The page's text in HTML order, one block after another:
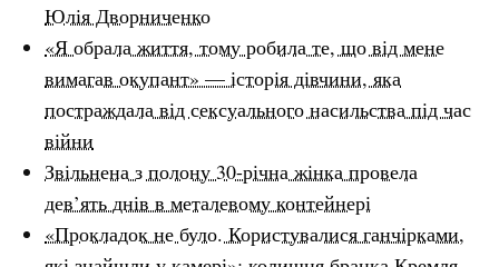
Юлія Дворниченко
«Я обрала життя, тому робила те, що від мене
вимагав окупант» — історія дівчини, яка
постраждала від сексуального насильства під час
війни
Звільнена з полону 30-річна жінка провела
дев’ять днів в металевому контейнері
«Прокладок не було. Користувалися ганчірками,